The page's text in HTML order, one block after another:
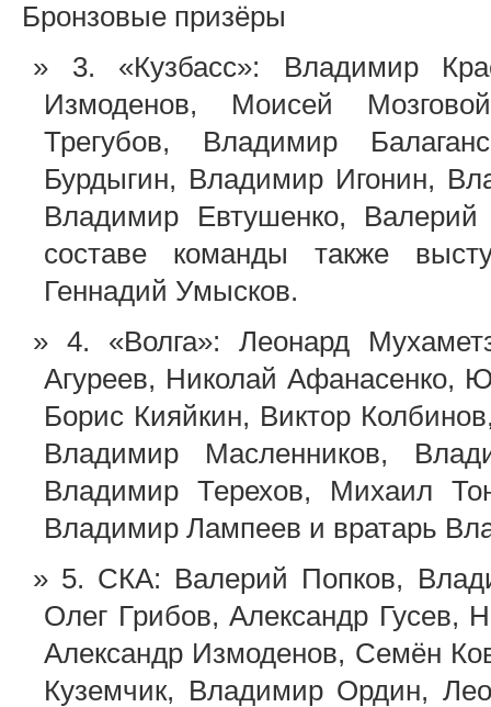
Бронзовые призёры
3. «Кузбасс»: Владимир
Измоденов, Моисей
Трегубов, Владимир
Бурдыгин, Владимир Игонин,
Владимир Евтушенко,
составе команды также
Геннадий Умысков.
4. «Волга»: Леонард
Агуреев, Николай Афанасенко,
Борис Кияйкин, Виктор
Владимир Масленников,
Владимир Терехов, Михаил
Владимир Лампеев и вратарь
5. СКА: Валерий Попков,
Олег Грибов, Александр Гусев,
Александр Измоденов, Семён
Куземчик, Владимир Ордин,